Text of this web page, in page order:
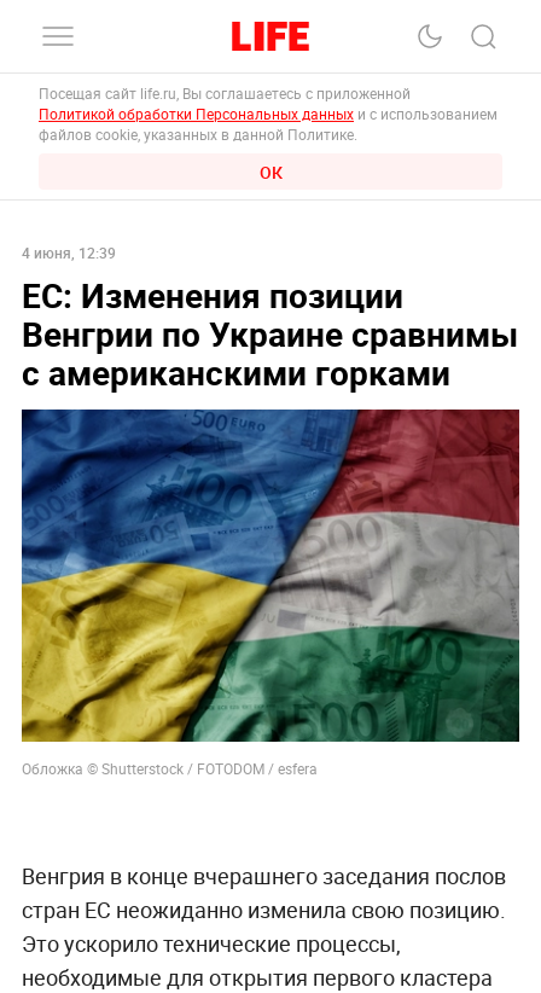
Посещая сайт life.ru, Вы соглашаетесь с приложенной
Политикой обработки Персональных данных и с использованием
файлов cookie, указанных в данной Политике.
ОК
4 июня, 12:39
ЕС: Изменения позиции
Венгрии по Украине сравнимы
с американскими горками
Обложка © Shutterstock / FOTODOM / esfera
Венгрия в конце вчерашнего заседания послов
стран ЕС неожиданно изменила свою позицию.
Это ускорило технические процессы,
необходимые для открытия первого кластера